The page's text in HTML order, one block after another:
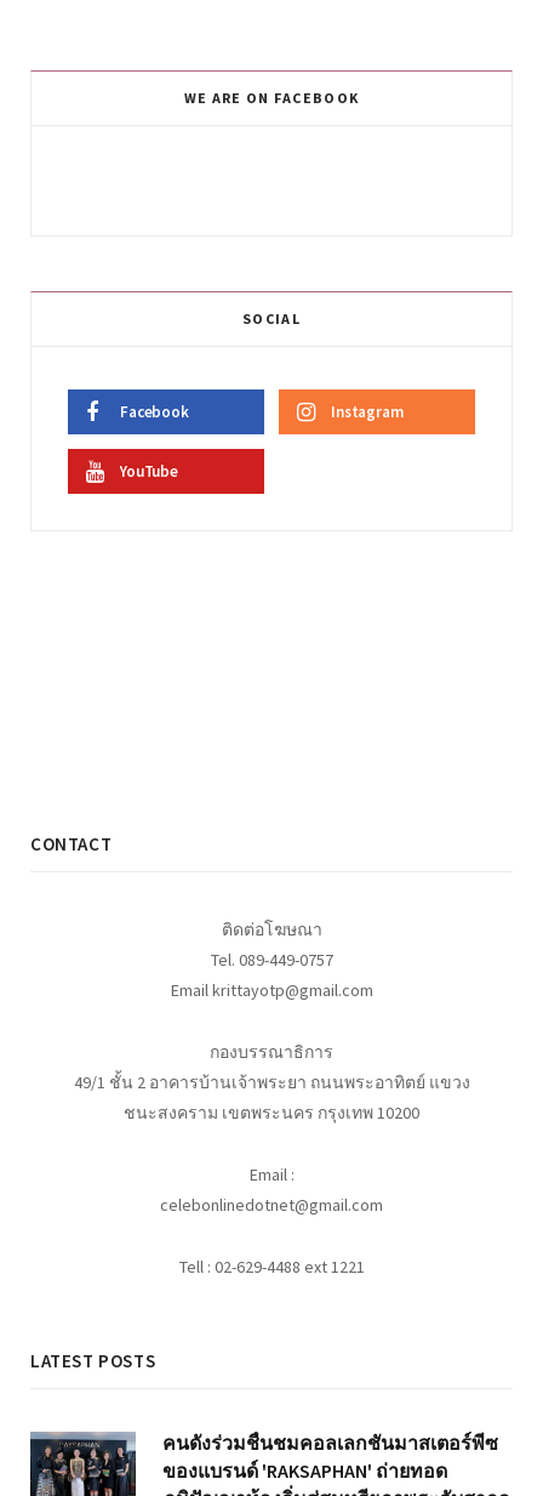
WE ARE ON FACEBOOK
SOCIAL
Facebook Instagram
YouTube
CONTACT
ติดต่อโฆษณา
Tel. 089-449-0757
Email krittayotp@gmail.com
กองบรรณาธิการ
49/1 ชั้น 2 อาคารบ้านเจ้าพระยา ถนนพระอาทิตย์ แขวง
ชนะสงคราม เขตพระนคร กรุงเทพ 10200
Email :
celebonlinedotnet@gmail.com
Tell : 02-629-4488 ext 1221
LATEST POSTS
คนดังร่วมชื่นชมคอลเลกชันมาสเตอร์พีซ
ของแบรนด์ 'RAKSAPHAN' ถ่ายทอด